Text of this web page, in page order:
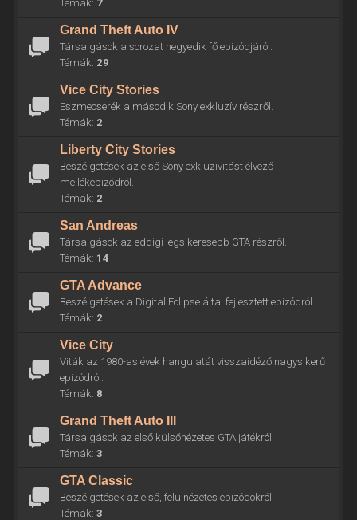
Témák: 7
Grand Theft Auto IV
Társalgások a sorozat negyedik fő epizódjáról.
Témák: 29
Vice City Stories
Eszmecserék a második Sony exkluzív részről.
Témák: 2
Liberty City Stories
Beszélgetések az első Sony exkluzivitást élvező
mellékepizódról.
Témák: 2
San Andreas
Társalgások az eddigi legsikeresebb GTA részről.
Témák: 14
GTA Advance
Beszélgetések a Digital Eclipse által fejlesztett epizódról.
Témák: 2
Vice City
Viták az 1980-as évek hangulatát visszaidéző nagysikerű
epizódról.
Témák: 8
Grand Theft Auto III
Társalgások az első külsőnézetes GTA játékról.
Témák: 3
GTA Classic
Beszélgetések az első, felülnézetes epizódokról.
Témák: 3